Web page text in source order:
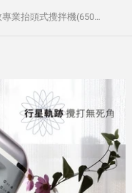
山崎5.5L新式高效專業抬頭式攪拌機(650W) SK-9990SP (鋼鐵灰)